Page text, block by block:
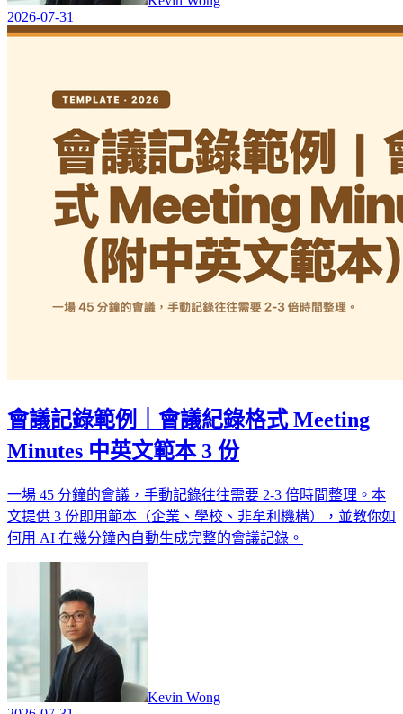
2026-07-31
會議記錄範例｜會議紀錄格式 Meeting
Minutes 中英文範本 3 份
一場 45 分鐘的會議，手動記錄往往需要 2-3 倍時間整理。本
文提供 3 份即用範本（企業、學校、非牟利機構），並教你如
何用 AI 在幾分鐘內自動生成完整的會議記錄。
Kevin Wong